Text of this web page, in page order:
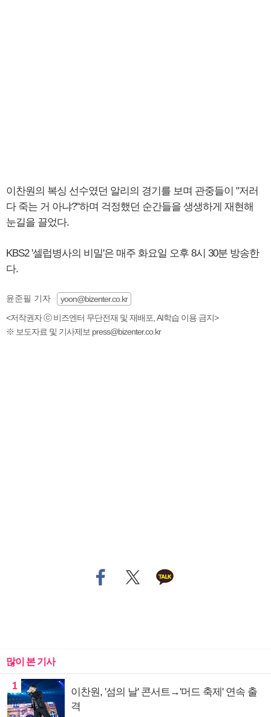
이찬원의 복싱 선수였던 알리의 경기를 보며 관중들이 "저러
다 죽는 거 아냐?"하며 걱정했던 순간들을 생생하게 재현해
눈길을 끌었다.
KBS2 '셀럽병사의 비밀'은 매주 화요일 오후 8시 30분 방송한
다.
윤준필 기자
yoon@bizenter.co.kr
<저작권자 ⓒ 비즈엔터 무단전재 및 재배포, AI학습 이용 금지>
※ 보도자료 및 기사제보 press@bizenter.co.kr
많이 본 기사
1
이찬원, '섬의 날' 콘서트→'머드 축제' 연속 출
격